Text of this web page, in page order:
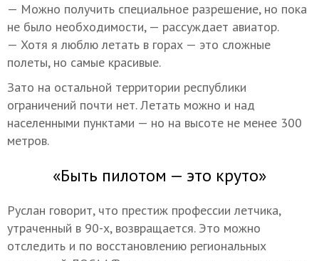
— Можно получить специальное разрешение, но пока
не было необходимости, — рассуждает авиатор.
— Хотя я люблю летать в горах — это сложные
полеты, но самые красивые.
Зато на остальной территории республики
ограничений почти нет. Летать можно и над
населенными пунктами — но на высоте не менее 300
метров.
«Быть пилотом — это круто»
Руслан говорит, что престиж профессии летчика,
утраченный в 90-х, возвращается. Это можно
отследить и по восстановлению региональных